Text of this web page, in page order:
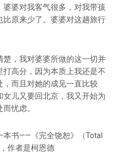
婆婆对我客气很多，对我带孩
比原来少了。婆婆对这趟旅行
楚，我对婆婆所做的这一切并
打高分，因为本质上我还是不
，而且对她的成见一直比较
女儿又要回北京，我又开始为
忧虑。
本书——《完全饶恕》（Total
作者是柯恩德